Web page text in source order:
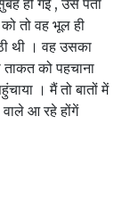
हो गई , उसे पता
तो वह भूल ही
थी । वह उसका
ताकत को पहचाना
। मैं तो बातों में
वाले आ रहे होंगें